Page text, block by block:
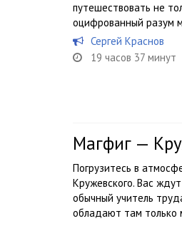
путешествовать не
оцифрованный разум
Сергей Краснов
19 часов 37 минут
Магфиг —
Погрузитесь в
Кружевского. Вас
обычный учитель
обладают там только